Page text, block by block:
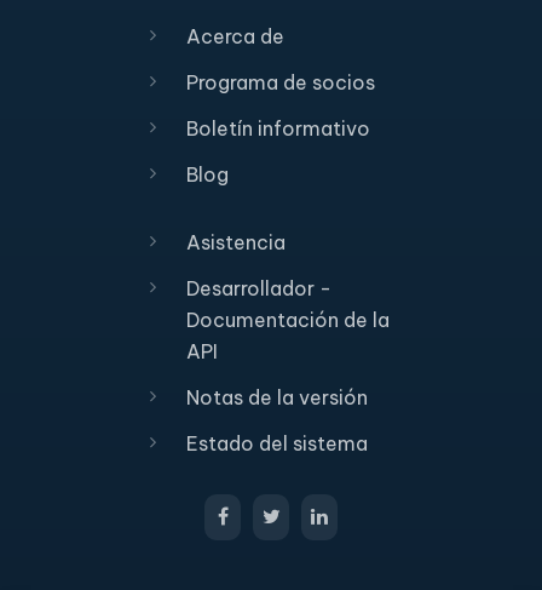
Acerca de
Programa de socios
Boletín informativo
Blog
Asistencia
Desarrollador -
Documentación de la
API
Notas de la versión
Estado del sistema